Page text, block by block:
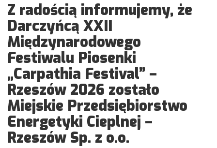
Z radością informujemy, że
Darczyńcą XXII
Międzynarodowego
Festiwalu Piosenki
„Carpathia Festival” –
Rzeszów 2026 zostało
Miejskie Przedsiębiorstwo
Energetyki Cieplnej –
Rzeszów Sp. z o.o.